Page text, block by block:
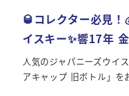
🥃コレクター必見
イスキー✨響17年
人気のジャパニーズウイ
アキャップ 旧ボトル」